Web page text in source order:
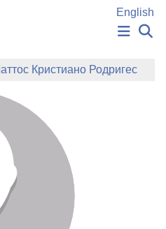
English
РУКОПИСЬ
ЗНАНИЙ
СЛОВА
Кристиано Родригес